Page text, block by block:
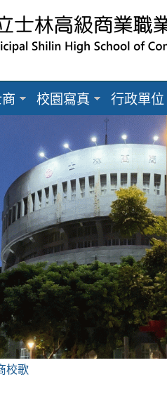
校園寫真 行政單位
校歌